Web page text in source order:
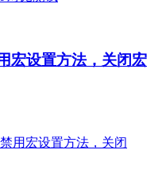
宏设置方法，关闭宏